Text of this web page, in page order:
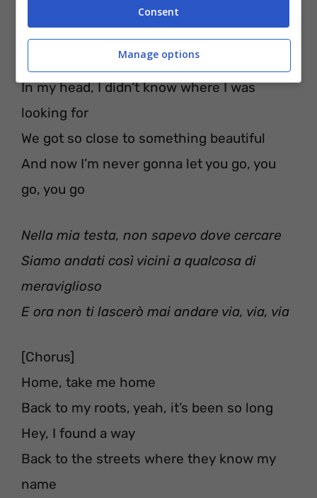
In my head, I didn’t know where I was
looking for
We got so close to something beautiful
And now I’m never gonna let you go, you
go, you go
Nella mia testa, non sapevo dove cercare
Siamo andati così vicini a qualcosa di
meraviglioso
E ora non ti lascerò mai andare via, via, via
[Chorus]
Home, take me home
Back to my roots, yeah, it’s been so long
Hey, I found a way
Back to the streets where they know my
name
Consent
Manage options